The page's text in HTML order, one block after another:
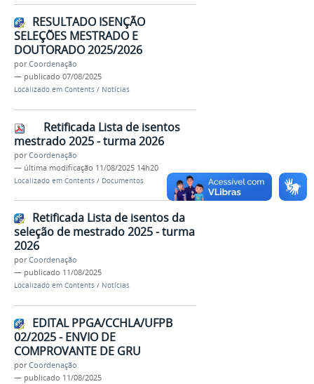
RESULTADO ISENÇÃO
SELEÇÕES MESTRADO E
DOUTORADO 2025/2026
porCoordenação
— publicado 07/08/2025
Localizado em Contents / Notícias
Retificada Lista de isentos
mestrado 2025 - turma 2026
porCoordenação
— última modificação 11/08/2025 14h20
Localizado em Contents / Documentos
Retificada Lista de isentos da
seleção de mestrado 2025 - turma
2026
porCoordenação
— publicado 11/08/2025
Localizado em Contents / Notícias
EDITAL PPGA/CCHLA/UFPB
02/2025 - ENVIO DE
COMPROVANTE DE GRU
porCoordenação
— publicado 11/08/2025